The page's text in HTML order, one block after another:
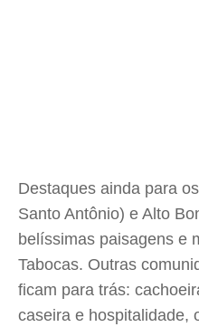
Destaques ainda para
Santo Antônio) e Alto
belíssimas paisagens e
Tabocas. Outras
ficam para trás:
caseira e hospitalidade,